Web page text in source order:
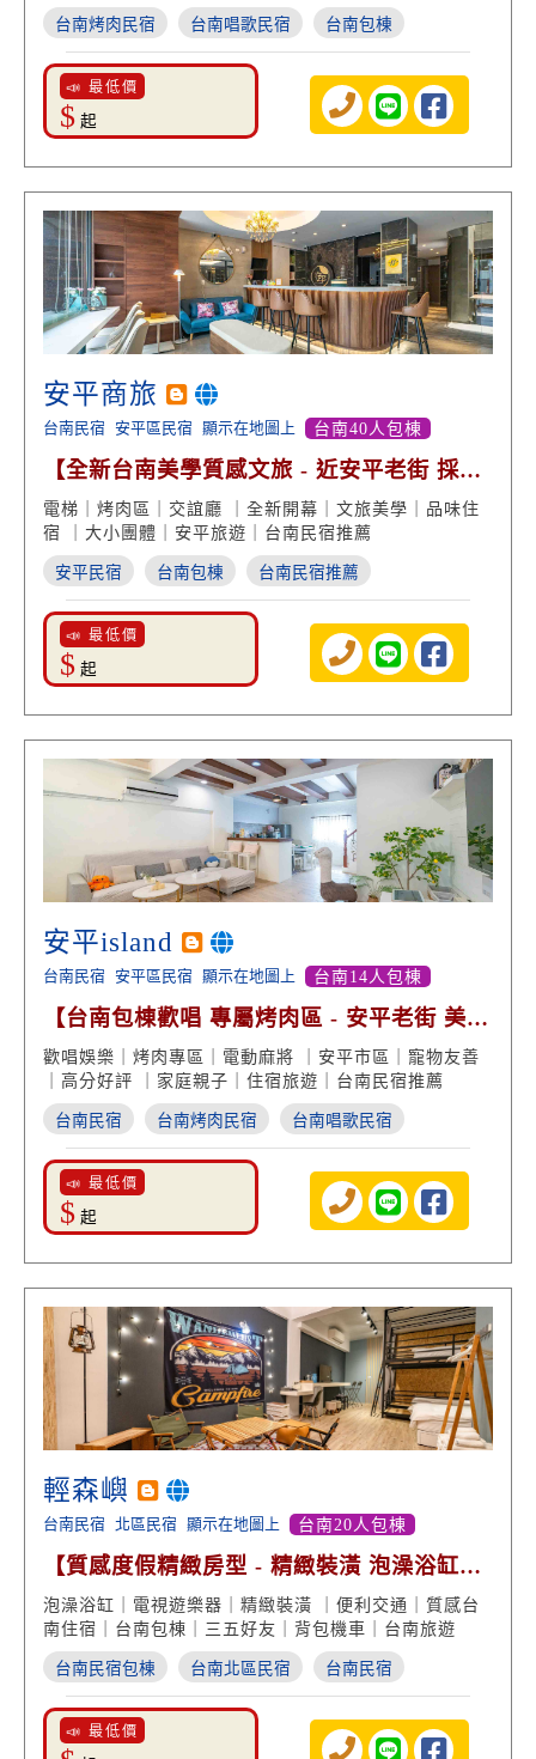
台南烤肉民宿 台南唱歌民宿 台南包棟
📣 最低價
$ 起
安平商旅
台南民宿 安平區民宿 顯示在地圖上 台南40人包棟
【全新台南美學質感文旅 - 近安平老街 採光
度假風】
電梯｜烤肉區｜交誼廳 ｜全新開幕｜文旅美學｜品味住
宿 ｜大小團體｜安平旅遊｜台南民宿推薦
安平民宿 台南包棟 台南民宿推薦
📣 最低價
$ 起
安平island
台南民宿 安平區民宿 顯示在地圖上 台南14人包棟
【台南包棟歡唱 專屬烤肉區 - 安平老街 美食
美景享受】
歡唱娛樂｜烤肉專區｜電動麻將 ｜安平市區｜寵物友善
｜高分好評 ｜家庭親子｜住宿旅遊｜台南民宿推薦
台南民宿 台南烤肉民宿 台南唱歌民宿
📣 最低價
$ 起
輕森嶼
台南民宿 北區民宿 顯示在地圖上 台南20人包棟
【質感度假精緻房型 - 精緻裝潢 泡澡浴缸享
受】
泡澡浴缸｜電視遊樂器｜精緻裝潢 ｜便利交通｜質感台
南住宿｜台南包棟｜三五好友｜背包機車｜台南旅遊
台南民宿包棟 台南北區民宿 台南民宿
📣 最低價